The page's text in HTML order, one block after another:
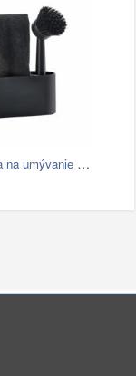
Čierna súprava na umývanie riadu Zone…